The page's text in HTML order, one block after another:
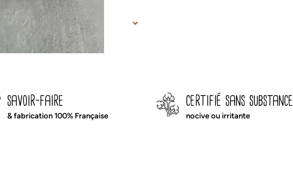
savoir-faire
& fabrication 100% Française
certifié sans substance
nocive ou irritante